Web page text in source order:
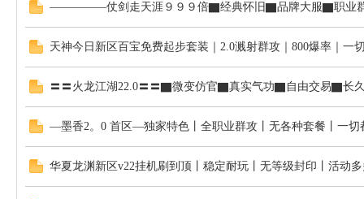
—————仗剑走天涯９９９倍▇经典怀旧▇品牌大服▇职业
天神今日新区百宝免费起步套装｜2.0溅射群攻｜800爆率｜一
〓〓火龙江湖22.0〓〓▇微变仿官▇真实气功▇自由交易▇长
—墨香2。0 首区—独家特色丨全职业群攻丨无各种套餐丨一
华夏龙渊新区v22挂机刷到顶丨稳定耐玩丨无等级封印丨活动